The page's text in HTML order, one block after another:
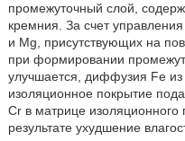
промежуточный слой,
кремния. За счет
и Mg, присутствующих на
при формировании
улучшается, диффузия Fe из
изоляционное покрытие
Cr в матрице изоляционного
результате ухудшение